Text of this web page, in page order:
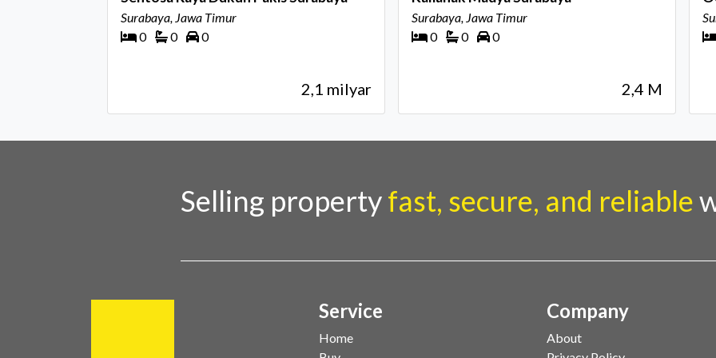
Surabaya, Jawa Timur
0
0 0
2,1 milyar
Surabaya, Jawa Timur
0
0 0
2,4 M
Selling propertyfast, secure, and reliable
Service
Home
Company
About